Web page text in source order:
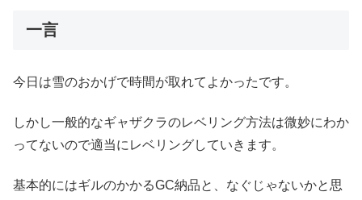
一言
今日は雪のおかげで時間が取れてよかったです。
しかし一般的なギャザクラのレベリング方法は微妙にわか
ってないので適当にレベリングしていきます。
基本的にはギルのかかるGC納品と、なぐじゃないかと思